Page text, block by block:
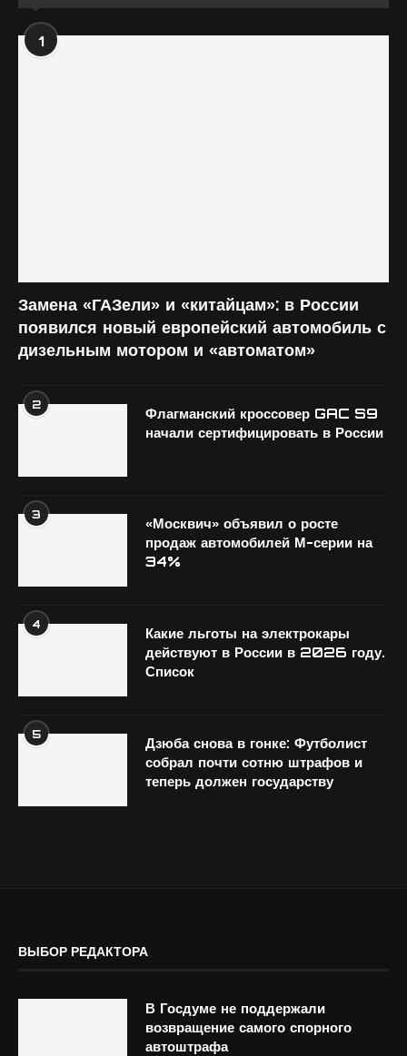
1
Замена «ГАЗели» и «китайцам»: в России
появился новый европейский автомобиль с
дизельным мотором и «автоматом»
2
Флагманский кроссовер GAC S9
начали сертифицировать в России
3
«Москвич» объявил о росте
продаж автомобилей М-серии на
34%
4
Какие льготы на электрокары
действуют в России в 2026 году.
Список
5
Дзюба снова в гонке: Футболист
собрал почти сотню штрафов и
теперь должен государству
ВЫБОР РЕДАКТОРА
В Госдуме не поддержали
возвращение самого спорного
автоштрафа